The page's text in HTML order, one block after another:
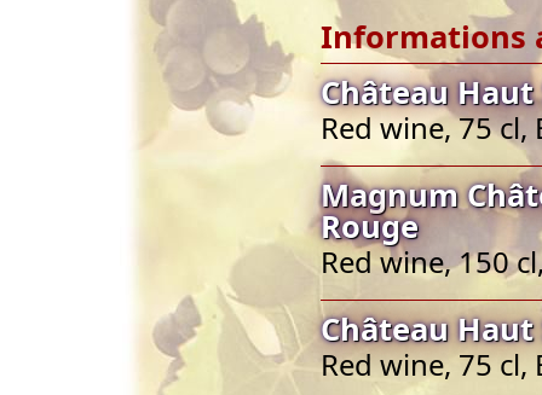
Informations
Château Haut
Red wine, 75 cl,
Magnum
Rouge
Red wine, 150
Château Haut
Red wine, 75 cl,